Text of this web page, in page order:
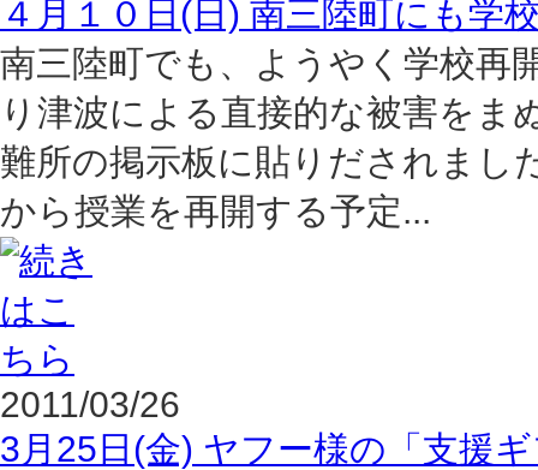
４月１０日(日) 南三陸町にも学
南三陸町でも、ようやく学校再
り津波による直接的な被害をま
難所の掲示板に貼りだされまし
から授業を再開する予定...
2011/03/26
3月25日(金) ヤフー様の「支援